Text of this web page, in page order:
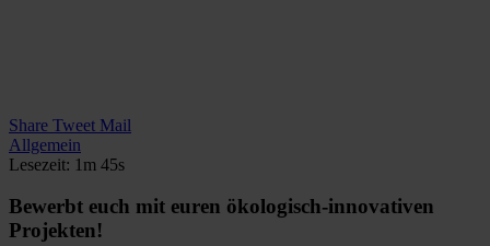
Share Tweet Mail
Allgemein
Lesezeit: 1m 45s
Bewerbt euch mit euren ökologisch-innovativen
Projekten!